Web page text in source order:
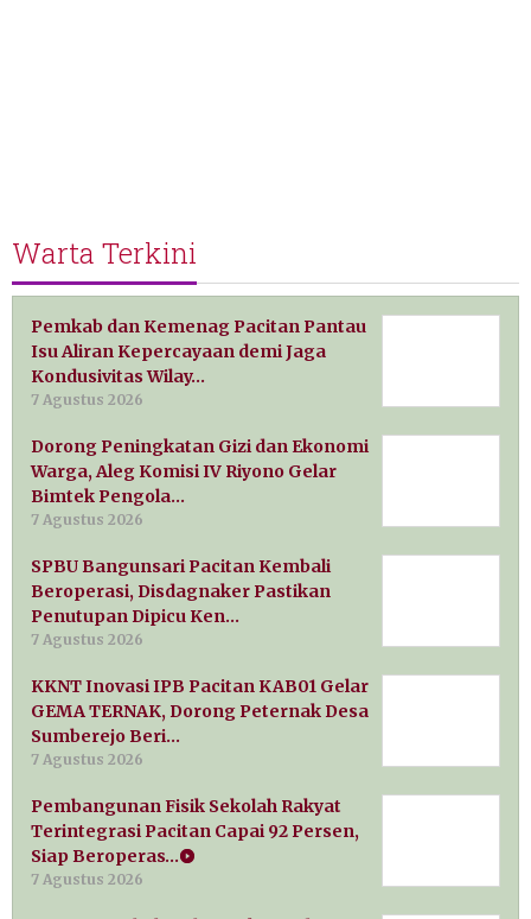
Warta Terkini
Pemkab dan Kemenag Pacitan Pantau
Isu Aliran Kepercayaan demi Jaga
Kondusivitas Wilay…
7 Agustus 2026
Dorong Peningkatan Gizi dan Ekonomi
Warga, Aleg Komisi IV Riyono Gelar
Bimtek Pengola…
7 Agustus 2026
SPBU Bangunsari Pacitan Kembali
Beroperasi, Disdagnaker Pastikan
Penutupan Dipicu Ken…
7 Agustus 2026
KKNT Inovasi IPB Pacitan KAB01 Gelar
GEMA TERNAK, Dorong Peternak Desa
Sumberejo Beri…
7 Agustus 2026
Pembangunan Fisik Sekolah Rakyat
Terintegrasi Pacitan Capai 92 Persen,
Siap Beroperas…
7 Agustus 2026